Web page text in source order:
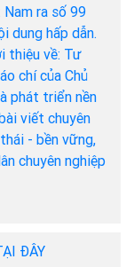
ra số 99
dung hấp dẫn.
thiệu về: Tư
chí của Chủ
phát triển nền
viết chuyên
- bền vững,
chuyên nghiệp
ĐÂY